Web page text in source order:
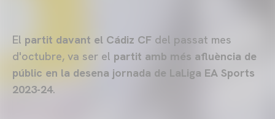
El partit davant el Cádiz CF del passat mes
d'octubre, va ser el partit amb més afluència de
públic en la desena jornada de LaLiga EA Sports
2023-24.